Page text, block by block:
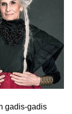
gadis-gadis